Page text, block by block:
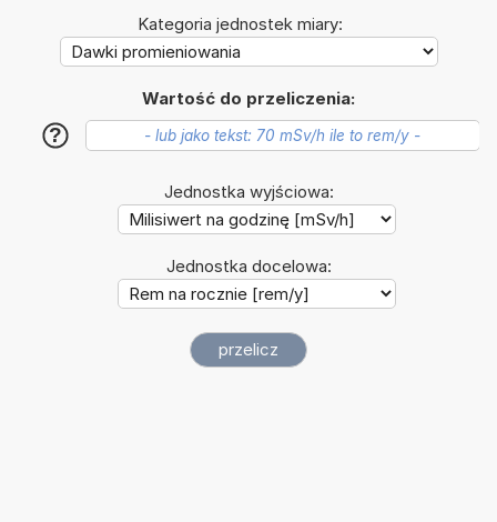
Kategoria jednostek miary:
Wartość do przeliczenia:
?
Jednostka wyjściowa:
Jednostka docelowa: